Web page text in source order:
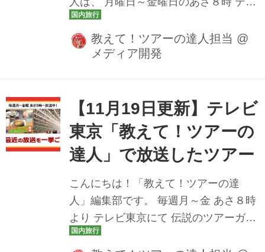
下...
ビ東京にて放送中です♪ 今週の放送スケ
ジュールをツアー情報とともにお届け
いたします。 どんなツアーが登場する
根、広島、岡山のご当地グルメ７食付
き！玉造温泉と出雲大社・足立美術
館・嚴島神社ツアー ＞[番組スペシャル
プラン]ご当地グルメ7食付き! 名湯「玉
神社3日間 11月26日（水） 観光特急”し
まかぜ”ではプレミアムシートに乗車！
近鉄３つの列車と伊勢神宮ツアー ＞[番
教えて！ツアーの達人担当 @
メディア開発
【11月19日更新】テレビ
東京「教えて！ツアーの
達人」で放送したツアー
こんにちは！「教えて！ツアーの達
人」編集部です。 毎週月～金 あさ８時
より テレビ東京にて 伝説のツアーガイ
ド 路子とともにイマ行くべき旅や楽し